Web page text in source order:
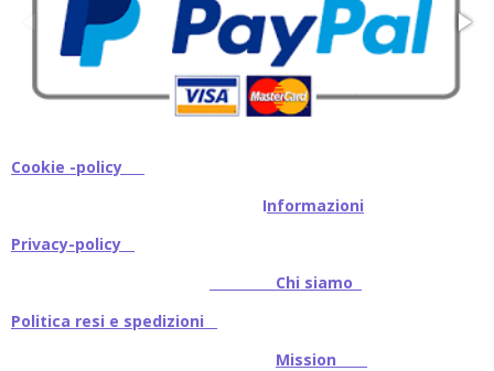
Cookie -policy
Informazioni
Privacy-policy
Chi siamo
Politica resi e spedizioni
Mission